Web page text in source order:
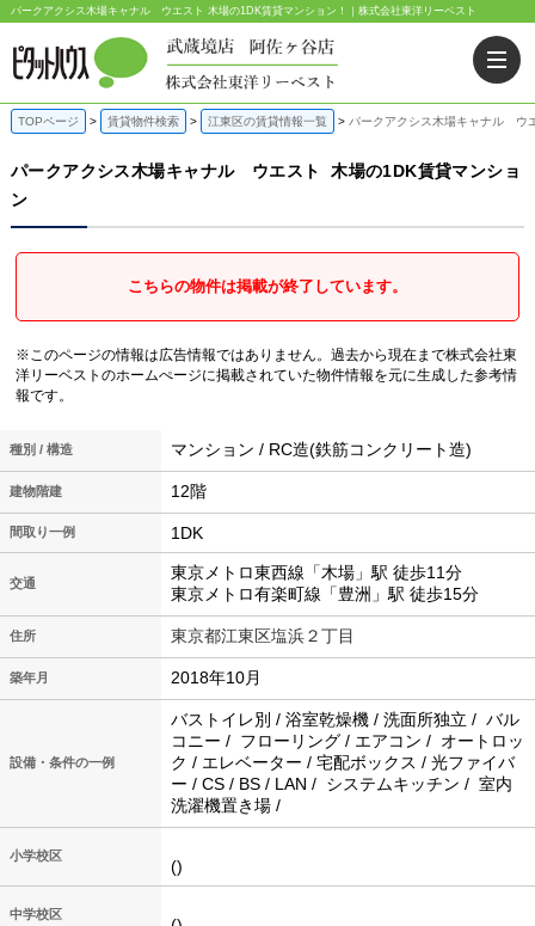
パークアクシス木場キャナル ウエスト 木場の1DK賃貸マンション！｜株式会社東洋リーベスト
TOPページ 賃貸物件検索 江東区の賃貸情報一覧 パークアクシス木場キャナル ウ
パークアクシス木場キャナル ウエスト
木場の1DK賃貸マンショ
ン
こちらの物件は掲載が終了しています。
※このページの情報は広告情報ではありません。過去から現在まで株式会社東
洋リーベストのホームぺージに掲載されていた物件情報を元に生成した参考情
報です。
種別 / 構造 マンション / RC造(鉄筋コンクリート造)
建物階建 12階
間取り一例 1DK
交通
東京メトロ東西線「木場」駅 徒歩11分
東京メトロ有楽町線「豊洲」駅 徒歩15分
住所 東京都江東区塩浜２丁目
築年月 2018年10月
設備・条件の一例
バストイレ別 / 浴室乾燥機 / 洗面所独立 / バル
コニー / フローリング / エアコン / オートロッ
ク / エレベーター / 宅配ボックス / 光ファイバ
ー / CS / BS / LAN / システムキッチン / 室内
洗濯機置き場 /
小学校区
()
中学校区